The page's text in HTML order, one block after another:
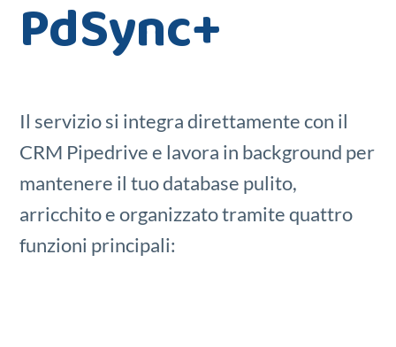
PdSync+
Il servizio si integra direttamente con il
CRM Pipedrive e lavora in background per
mantenere il tuo database pulito,
arricchito e organizzato tramite quattro
funzioni principali: